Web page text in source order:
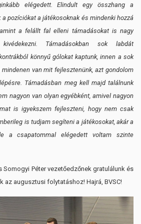
elégedett. Elindult egy összhang a
pozíciókat a játékosoknak és mindenki hozzá
a felállt fal elleni támadásokat is nagy
Támadásokban sok labdát
könnyű gólokat kaptunk, innen a sok
van mit fejlesztenünk, azt gondolom
Támadásban meg kell majd találnunk
nagyon van olyan egyébként, amivel nagyon
is igyekszem fejleszteni, hogy nem csak
is tudjam segíteni a játékosokat, akár a
a csapatommal elégedett voltam szinte
Péter vezetőedzőnek gratulálunk és
az augusztusi folytatáshoz! Hajrá, BVSC!